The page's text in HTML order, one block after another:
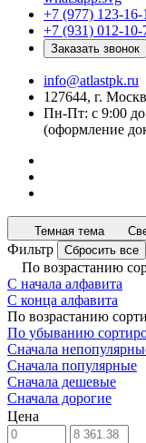
+7 (977) 123-16-
+7 (931) 012-10-
Заказать звонок
info@atlastpk.ru
127644, г.
Пн-Пт: с 9:00 до
(оформление
Темная тема
Фильтр Сбросить все
По возрастанию
С начала алфавита
С конца алфавита
По возрастанию
По убыванию
Сначала
Сначала популярные
Сначала дешевые
Сначала дорогие
Цена